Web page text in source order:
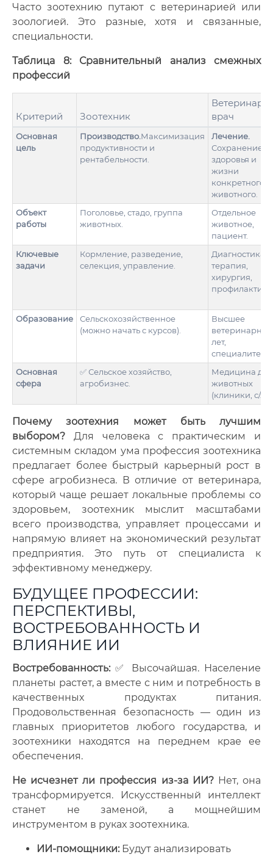
Часто зоотехнию путают с ветеринарией или
зоологией. Это разные, хотя и связанные,
специальности.
Таблица 8: Сравнительный анализ смежных
профессий
Критерий Зоотехник
врач
Основная
цель
Производство.Максимизация
продуктивности и
рентабельности.
Лечение.
Сохранение
здоровья и
жизни
конкретного
животного.
Объект
работы
Поголовье, стадо, группа
животных.
Отдельное
животное,
пациент.
Ключевые
задачи
Кормление, разведение,
селекция, управление.
Диагностика,
терапия,
хирургия,
Образование
Сельскохозяйственное
(можно начать с курсов).
Высшее
ветеринарное
лет,
специалитет).
Основная
сфера
✅ Сельское хозяйство,
агробизнес.
Медицина для
животных
(клиники, с/х).
Почему зоотехния может быть лучшим
выбором? Для человека с практическим и
системным складом ума профессия зоотехника
предлагает более быстрый карьерный рост в
сфере агробизнеса. В отличие от ветеринара,
который чаще решает локальные проблемы со
здоровьем, зоотехник мыслит масштабами
всего производства, управляет процессами и
напрямую влияет на экономический результат
предприятия. Это путь от специалиста к
эффективному менеджеру.
БУДУЩЕЕ ПРОФЕССИИ:
ПЕРСПЕКТИВЫ,
ВОСТРЕБОВАННОСТЬ И
ВЛИЯНИЕ ИИ
Востребованность:✅ Высочайшая. Население
планеты растет, а вместе с ним и потребность в
качественных продуктах питания.
Продовольственная безопасность — один из
главных приоритетов любого государства, и
зоотехники находятся на переднем крае ее
обеспечения.
Не исчезнет ли профессия из-за ИИ?Нет, она
трансформируется. Искусственный интеллект
станет не заменой, а мощнейшим
инструментом в руках зоотехника.
ИИ-помощники:Будут анализировать